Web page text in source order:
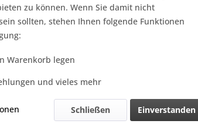
Gewicht::
zu können. Wenn Sie damit nicht
sollten, stehen Ihnen folgende Funktionen
Warenkorb legen
und vieles mehr
Einverstanden
Schließen